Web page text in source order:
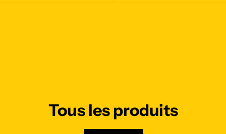
Tous les produits